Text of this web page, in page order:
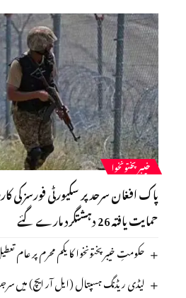
خیبرپختونخوا
پاک افغان سرحد پر سکیورٹی فورسز کی
حمایت یافتہ 26 دہشتگرد مارے گئے
حکومتِ خیبر پختونخوا کا یکم محرم پر عام
لیڈی ریڈنگ ہسپتال (ایل آر ایچ) میں